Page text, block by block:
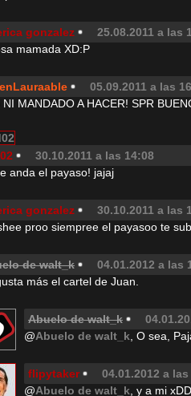
gonzalez
25.08.2011 a las
mamada XD:P
05.09.2011 a las
NI MANDADO A HACER! SPR
30.10.2011 a las 14:08
anda el payaso! jajaj
gonzalez
30.10.2011 a las
proo siempree el payasoo te
de walt_k
04.01.2012 a las
más el cartel de Juan.
Abuelo de walt_k
@Abuelo de walt_k , O sea,
flipytaker
04.01.2012 a
@Abuelo de walt_k , y a mi xDD